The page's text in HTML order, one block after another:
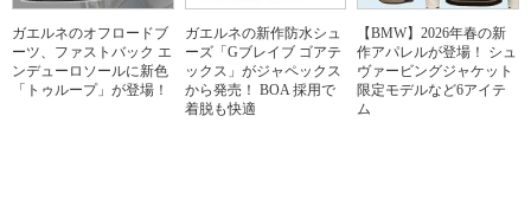
ガエルネのオフロードブ
ーツ、ファストバック エ
ンデューロソールに新色
「トゥループ」が登場！
ガエルネの新作防水シュ
ーズ「Gブレイブ ゴアテ
ックス」がジャペックス
から発売！ BOA 採用で
着脱も快適
【BMW】2026年春の新
作アパレルが登場！ シュ
ヴァービングジャケット
限定モデルなど6アイテ
ム